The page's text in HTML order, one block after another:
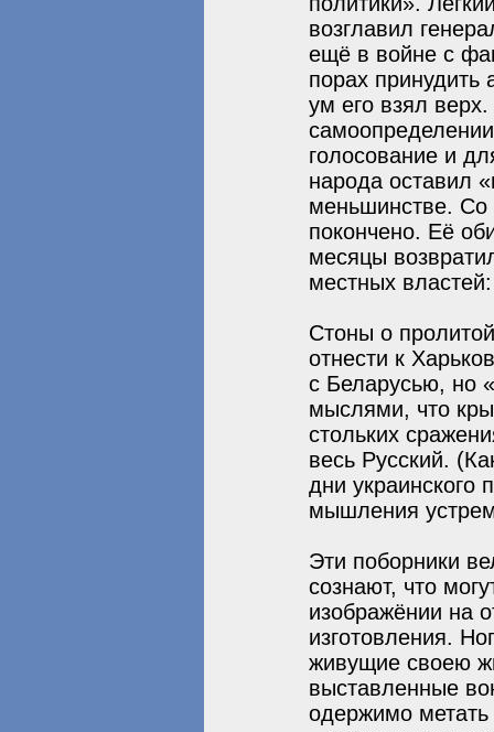
возглавил
ещё в войне с
порах принудить
ум его взял
голосование и
народа оставил
меньшинстве. Со
покончено. Её
месяцы
местных
Стоны о
отнести к
с Беларусью, но
мыслями, что
стольких
весь Русский.
дни украинского
мышления
Эти поборники
сознают, что
изображёнии на
изготовления.
живущие своею
выставленные
одержимо метать